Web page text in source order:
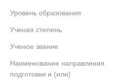
Уровень образования
Ученая степень
Ученое звание
Наименование направления
подготовки и (или)